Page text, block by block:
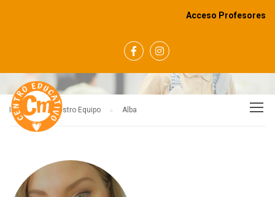
Acceso Profesores
NUESTRO EQUIPO
Inicio Nuestro Equipo Alba